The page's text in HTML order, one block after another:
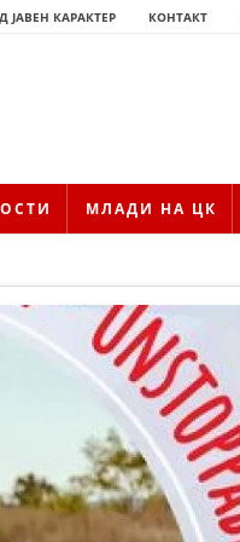
КАРАКТЕР КОНТАКТ
МЛАДИ НА ЦК
НА ЦКРМ
НА ДВИЖЕЊЕТО